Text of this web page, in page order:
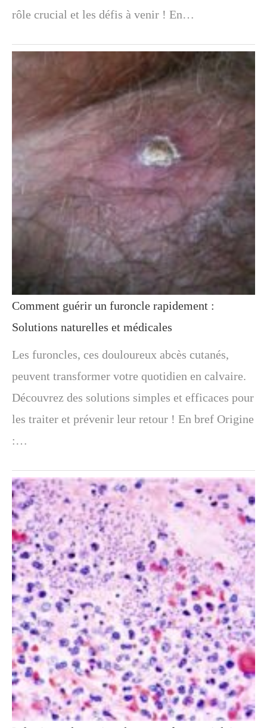
rôle crucial et les défis à venir ! En…
Comment guérir un furoncle rapidement :
Solutions naturelles et médicales
Les furoncles, ces douloureux abcès cutanés,
peuvent transformer votre quotidien en calvaire.
Découvrez des solutions simples et efficaces pour
les traiter et prévenir leur retour ! En bref Origine
:…